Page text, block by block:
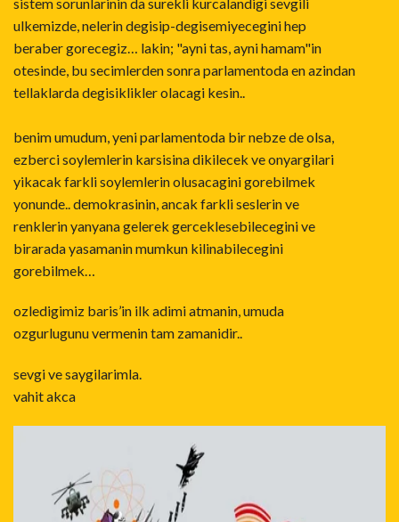
ulkemizde, nelerin degisip-degisemiyecegini hep
beraber gorecegiz… lakin; "ayni tas, ayni hamam"in
otesinde, bu secimlerden sonra parlamentoda en azindan
tellaklarda degisiklikler olacagi kesin..
benim umudum, yeni parlamentoda bir nebze de olsa,
ezberci soylemlerin karsisina dikilecek ve onyargilari
yikacak farkli soylemlerin olusacagini gorebilmek
yonunde.. demokrasinin, ancak farkli seslerin ve
renklerin yanyana gelerek gerceklesebilecegini ve
birarada yasamanin mumkun kilinabilecegini
gorebilmek…
ozledigimiz baris’in ilk adimi atmanin, umuda
ozgurlugunu vermenin tam zamanidir..
sevgi ve saygilarimla.
vahit akca